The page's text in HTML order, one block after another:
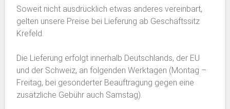
Soweit nicht ausdrücklich etwas anderes vereinbart,
gelten unsere Preise bei Lieferung ab Geschäftssitz
Krefeld.
Die Lieferung erfolgt innerhalb Deutschlands, der EU
und der Schweiz, an folgenden Werktagen (Montag –
Freitag, bei gesonderter Beauftragung gegen eine
zusätzliche Gebühr auch Samstag).